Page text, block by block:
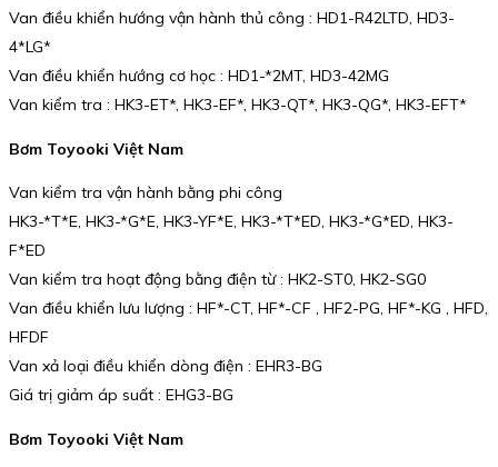
Van điều khiển hướng vận hành thủ công : HD1-R42LTD, HD3-
4*LG*
Van điều khiển hướng cơ học : HD1-*2MT, HD3-42MG
Van kiểm tra : HK3-ET*, HK3-EF*, HK3-QT*, HK3-QG*, HK3-EFT*
Bơm Toyooki Việt Nam
Van kiểm tra vận hành bằng phi công
HK3-*T*E, HK3-*G*E, HK3-YF*E, HK3-*T*ED, HK3-*G*ED, HK3-
F*ED
Van kiểm tra hoạt động bằng điện từ : HK2-ST0, HK2-SG0
Van điều khiển lưu lượng : HF*-CT, HF*-CF , HF2-PG, HF*-KG , HFD,
HFDF
Van xả loại điều khiển dòng điện : EHR3-BG
Giá trị giảm áp suất : EHG3-BG
Bơm Toyooki Việt Nam